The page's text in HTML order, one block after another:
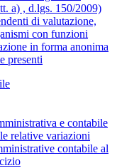
a) , d.lgs. 150/2009)
di valutazione,
con funzioni
in forma anonima
presenti
e contabile
relative variazioni
contabile al